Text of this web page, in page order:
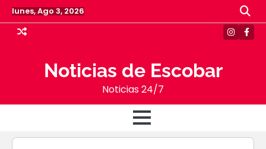
Skip
to
content
lunes, Ago 3, 2026
Noticias de Escobar
Noticias 24/7